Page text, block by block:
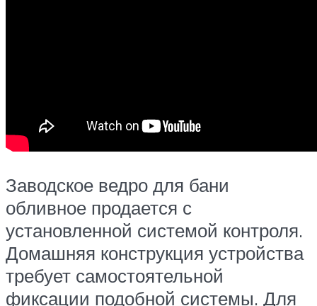
Заводское ведро для бани
обливное продается с
установленной системой контроля.
Домашняя конструкция устройства
требует самостоятельной
фиксации подобной системы. Для